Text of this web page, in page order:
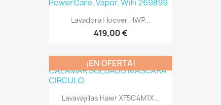
Lavadora Hoover HWP...
419,00 €
Lavavajillas Haier XF5C4M1X...
¡EN OFERTA!